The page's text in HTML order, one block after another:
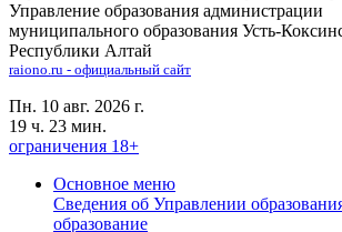
Управление образования администрации
муниципального образования Усть-
Республики Алтай
raiono.ru - официальный сайт
Пн. 10 авг. 2026 г.
19 ч. 23 мин.
ограничения 18+
Основное меню
Сведения об Управлении
образование